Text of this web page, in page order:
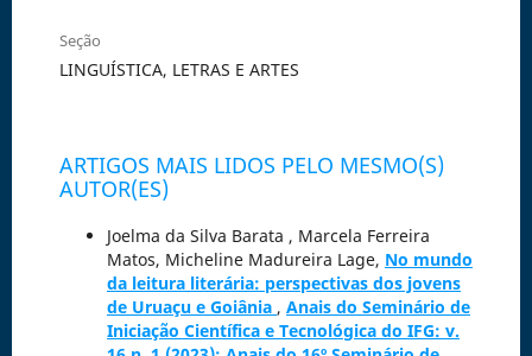
Seção
LINGUÍSTICA, LETRAS E ARTES
ARTIGOS MAIS LIDOS PELO MESMO(S)
AUTOR(ES)
Joelma da Silva Barata , Marcela Ferreira
Matos, Micheline Madureira Lage, No mundo
da leitura literária: perspectivas dos jovens
de Uruaçu e Goiânia , Anais do Seminário de
Iniciação Científica e Tecnológica do IFG: v.